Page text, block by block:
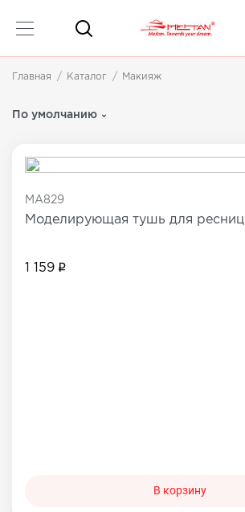
Главная Каталог Макияж
По умолчанию
MA829
Моделирующая тушь для ресниц
1 159
В корзину